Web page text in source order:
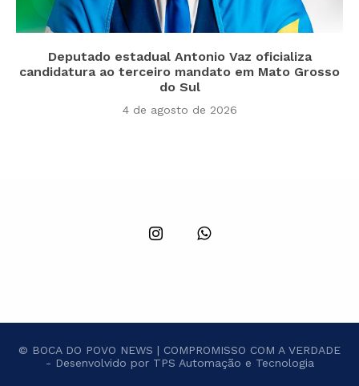
Deputado estadual Antonio Vaz oficializa
candidatura ao terceiro mandato em Mato Grosso
do Sul
4 de agosto de 2026
© BOCA DO POVO NEWS | COMPROMISSO COM A VERDADE
- Desenvolvido por TPS Automação e Tecnologia